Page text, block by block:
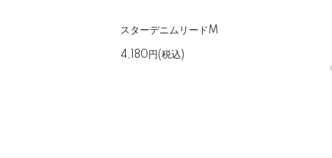
スターデニムリードM
4,180円(税込)